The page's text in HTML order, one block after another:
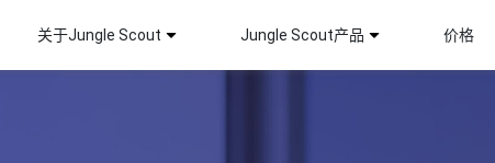
关于Jungle Scout Jungle Scout产品 价格